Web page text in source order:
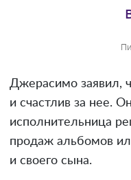
Джерасимо заявил,
и счастлив за нее.
исполнительница
продаж альбомов
и своего сына.